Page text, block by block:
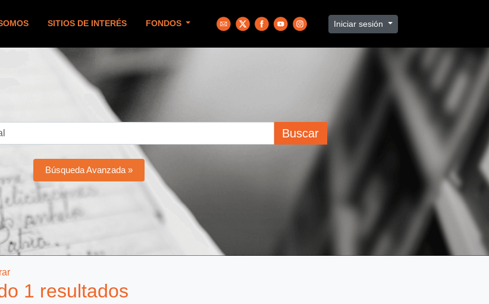
SITIOS DE INTERÉS FONDOS Iniciar sesión
Buscar
Búsqueda Avanzada »
1 resultados